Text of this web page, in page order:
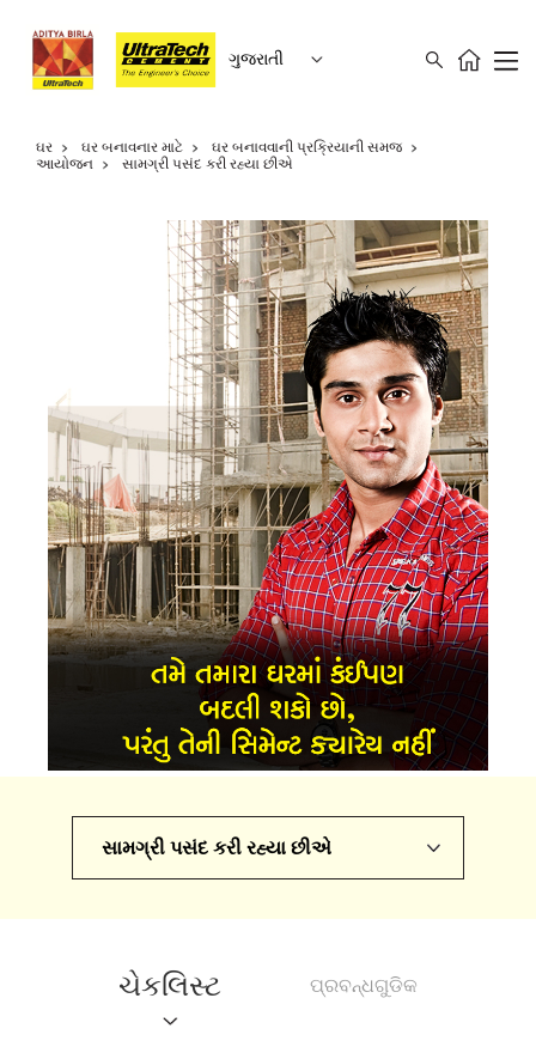
ગુજરાતી
ઘર ઘર બનાવનાર માટે
ઘર બનાવવાની પ્રક્રિયાની સમજ
આયોજન
સામગ્રી પસંદ કરી રહ્યા છીએ
સામગ્રી પસંદ કરી રહ્યા છીએ
ચેકલિસ્ટ ପ୍ରବନ୍ଧଗୁଡିକ